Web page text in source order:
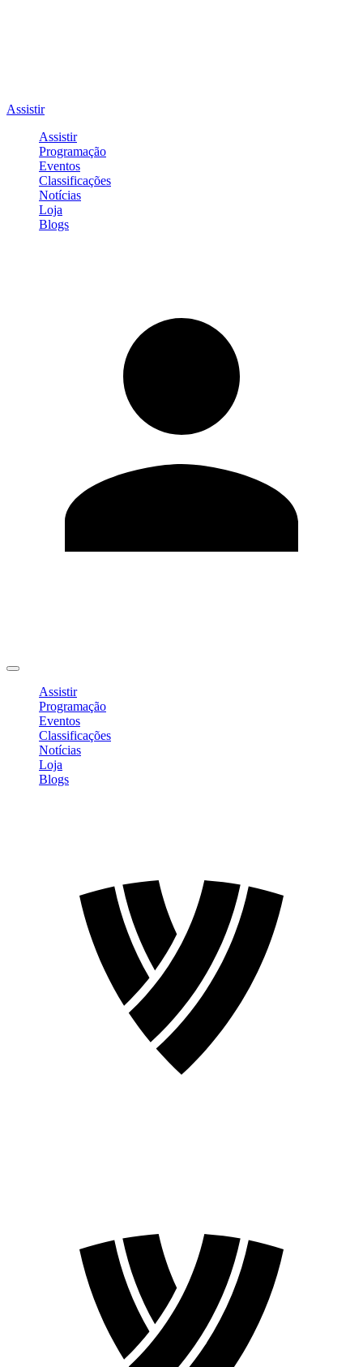
Assistir
Assistir
Programação
Eventos
Classificações
Notícias
Loja
Blogs
Assistir
Programação
Eventos
Classificações
Notícias
Loja
Blogs